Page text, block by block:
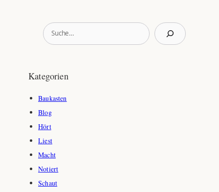
S
u
e
Kategorien
Baukasten
Blog
Hört
Liest
Macht
Notiert
Schaut